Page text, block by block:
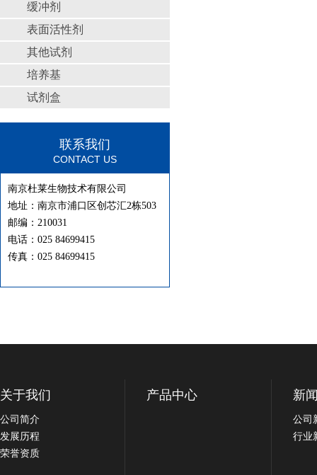
缓冲剂
表面活性剂
其他试剂
培养基
试剂盒
联系我们
CONTACT US
南京杜莱生物技术有限公司
地址：南京市浦口区创芯汇2栋503
邮编：210031
电话：025 84699415
传真：025 84699415
关于我们
公司简介
发展历程
荣誉资质
产品中心 新
公司
行业